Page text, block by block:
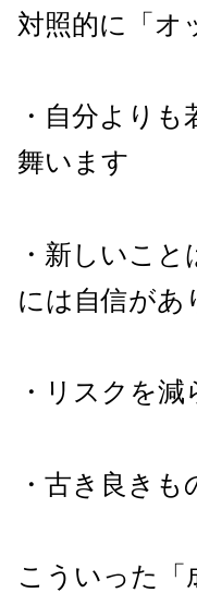
対照的に「オ
・自分より
舞います
・新しいこ
には自信があ
・リスクを
・古き良き
こういった「